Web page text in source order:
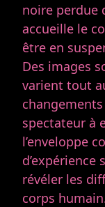
noire perdue
accueille le
être en
Des images
varient tout
spectateur à
l’enveloppe
révéler les
corps